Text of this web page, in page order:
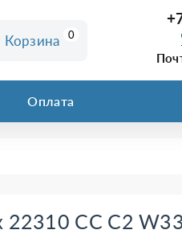
Корзина 0
Оплата
CC C2 W33